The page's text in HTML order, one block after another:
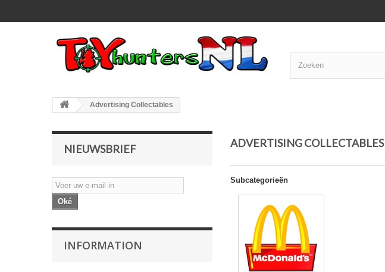
Advertising Collectables
NIEUWSBRIEF
Oké
INFORMATION
ADVERTISING COLLECTABLES
Subcategorieën